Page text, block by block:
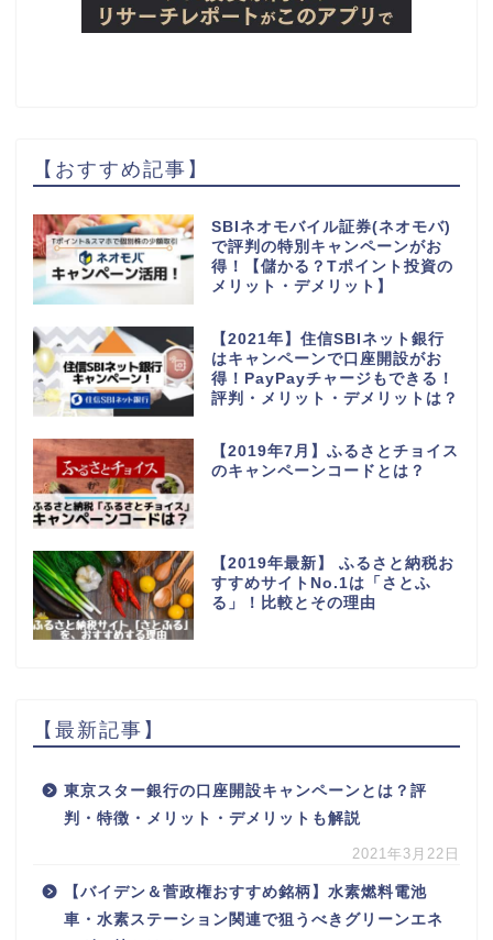
【おすすめ記事】
SBIネオモバイル証券(ネオモバ)
で評判の特別キャンペーンがお
得！【儲かる？Tポイント投資の
メリット・デメリット】
【2021年】住信SBIネット銀行
はキャンペーンで口座開設がお
得！PayPayチャージもできる！
評判・メリット・デメリットは？
【2019年7月】ふるさとチョイス
のキャンペーンコードとは？
【2019年最新】 ふるさと納税お
すすめサイトNo.1は「さとふ
る」！比較とその理由
【最新記事】
東京スター銀行の口座開設キャンペーンとは？評
判・特徴・メリット・デメリットも解説
2021年3月22日
【バイデン＆菅政権おすすめ銘柄】水素燃料電池
車・水素ステーション関連で狙うべきグリーンエネ